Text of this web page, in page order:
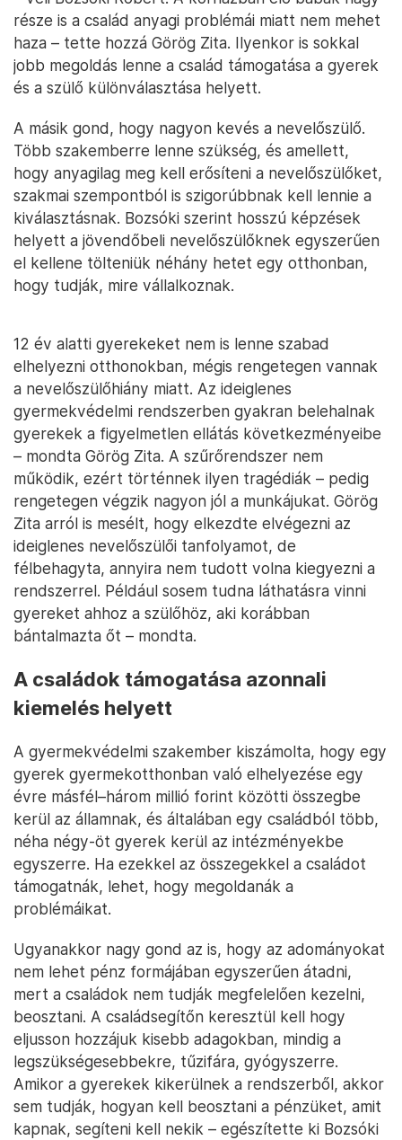
része is a család anyagi problémái miatt nem mehet
haza – tette hozzá Görög Zita. Ilyenkor is sokkal
jobb megoldás lenne a család támogatása a gyerek
és a szülő különválasztása helyett.
A másik gond, hogy nagyon kevés a nevelőszülő.
Több szakemberre lenne szükség, és amellett,
hogy anyagilag meg kell erősíteni a nevelőszülőket,
szakmai szempontból is szigorúbbnak kell lennie a
kiválasztásnak. Bozsóki szerint hosszú képzések
helyett a jövendőbeli nevelőszülőknek egyszerűen
el kellene tölteniük néhány hetet egy otthonban,
hogy tudják, mire vállalkoznak.
12 év alatti gyerekeket nem is lenne szabad
elhelyezni otthonokban, mégis rengetegen vannak
a nevelőszülőhiány miatt. Az ideiglenes
gyermekvédelmi rendszerben gyakran belehalnak
gyerekek a figyelmetlen ellátás következményeibe
– mondta Görög Zita. A szűrőrendszer nem
működik, ezért történnek ilyen tragédiák – pedig
rengetegen végzik nagyon jól a munkájukat. Görög
Zita arról is mesélt, hogy elkezdte elvégezni az
ideiglenes nevelőszülői tanfolyamot, de
félbehagyta, annyira nem tudott volna kiegyezni a
rendszerrel. Például sosem tudna láthatásra vinni
gyereket ahhoz a szülőhöz, aki korábban
bántalmazta őt – mondta.
A családok támogatása azonnali
kiemelés helyett
A gyermekvédelmi szakember kiszámolta, hogy egy
gyerek gyermekotthonban való elhelyezése egy
évre másfél–három millió forint közötti összegbe
kerül az államnak, és általában egy családból több,
néha négy-öt gyerek kerül az intézményekbe
egyszerre. Ha ezekkel az összegekkel a családot
támogatnák, lehet, hogy megoldanák a
problémáikat.
Ugyanakkor nagy gond az is, hogy az adományokat
nem lehet pénz formájában egyszerűen átadni,
mert a családok nem tudják megfelelően kezelni,
beosztani. A családsegítőn keresztül kell hogy
eljusson hozzájuk kisebb adagokban, mindig a
legszükségesebbekre, tűzifára, gyógyszerre.
Amikor a gyerekek kikerülnek a rendszerből, akkor
sem tudják, hogyan kell beosztani a pénzüket, amit
kapnak, segíteni kell nekik – egészítette ki Bozsóki